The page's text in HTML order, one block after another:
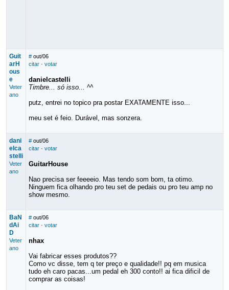
Guit
arH
ous
e
Veter
ano
# out/06
citar· votar
danielcastelli
Timbre... só isso... ^^
putz, entrei no topico pra postar EXATAMENTE isso...
meu set é feio. Durável, mas sonzera.
dani
elca
stelli
Veter
ano
# out/06
citar· votar
GuitarHouse
Nao precisa ser feeeeio. Mas tendo som bom, ta otimo.
Ninguem fica olhando pro teu set de pedais ou pro teu amp no
show mesmo.
BaN
dAi
D
Veter
ano
# out/06
citar· votar
nhax
Vai fabricar esses produtos??
Como vc disse, tem q ter preço e qualidade!! pq em musica
tudo eh caro pacas...um pedal eh 300 conto!! ai fica dificil de
comprar as coisas!